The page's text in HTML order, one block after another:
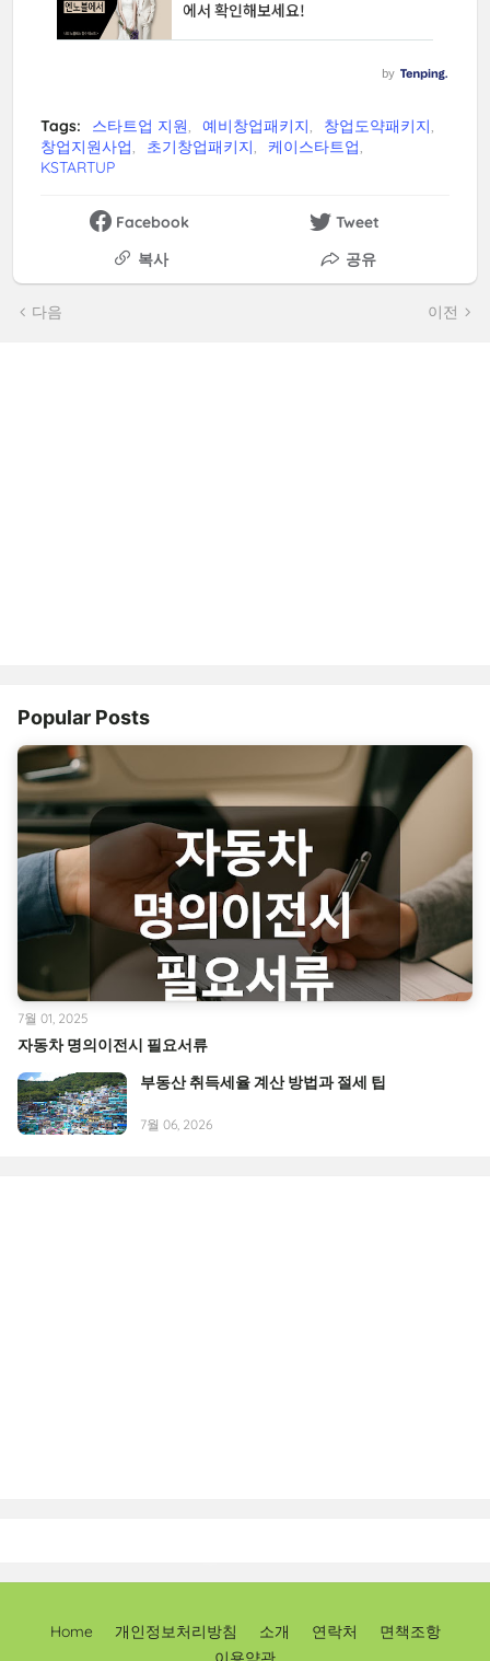
Tags: 스타트업 지원 예비창업패키지
창업도약패키지
창업지원사업
초기창업패키지
케이스타트업
KSTARTUP
Facebook
Tweet
복사
공유
다음 이전
Popular Posts
자동차 명의이전시 필요서류
7월 01, 2025
부동산 취득세율 계산 방법과 절세 팁
7월 06, 2026
Home 개인정보처리방침 소개 연락처
면책조항